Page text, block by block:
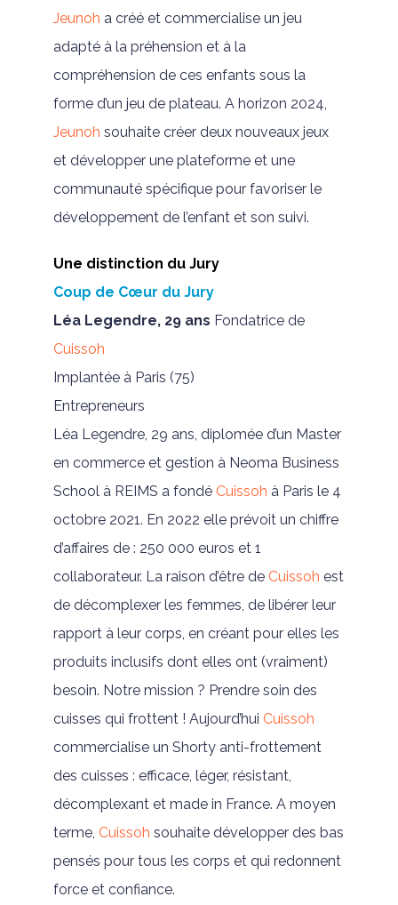
Jeunoh a créé et commercialise un jeu
adapté à la préhension et à la
compréhension de ces enfants sous la
forme d’un jeu de plateau. A horizon 2024,
Jeunoh souhaite créer deux nouveaux jeux
et développer une plateforme et une
communauté spécifique pour favoriser le
développement de l’enfant et son suivi.
Une distinction du Jury
Coup de Cœur du Jury
Léa Legendre, 29 ans Fondatrice de
Cuissoh
Implantée à Paris (75)
Entrepreneurs
Léa Legendre, 29 ans, diplomée d’un Master
en commerce et gestion à Neoma Business
School à REIMS a fondé Cuissoh à Paris le 4
octobre 2021. En 2022 elle prévoit un chiffre
d’affaires de : 250 000 euros et 1
collaborateur. La raison d’être de Cuissoh est
de décomplexer les femmes, de libérer leur
rapport à leur corps, en créant pour elles les
produits inclusifs dont elles ont (vraiment)
besoin. Notre mission ? Prendre soin des
cuisses qui frottent ! Aujourd’hui Cuissoh
commercialise un Shorty anti-frottement
des cuisses : efficace, léger, résistant,
décomplexant et made in France. A moyen
terme, Cuissoh souhaite développer des bas
pensés pour tous les corps et qui redonnent
force et confiance.